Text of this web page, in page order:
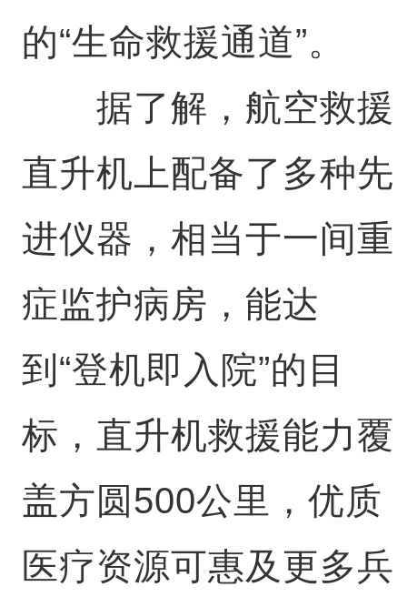
的“生命救援通道”。
据了解，航空救援
直升机上配备了多种先
进仪器，相当于一间重
症监护病房，能达
到“登机即入院”的目
标，直升机救援能力覆
盖方圆500公里，优质
医疗资源可惠及更多兵